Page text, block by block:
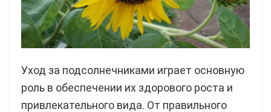
Уход за подсолнечниками играет основную
роль в обеспечении их здорового роста и
привлекательного вида. От правильного